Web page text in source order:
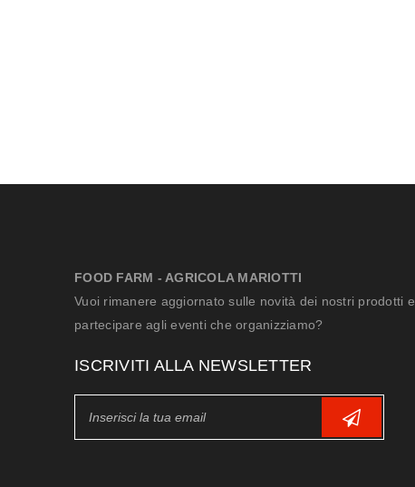
FOOD FARM - AGRICOLA MARIOTTI
Vuoi rimanere aggiornato sulle novità dei nostri prodotti e
partecipare agli eventi che organizziamo?
ISCRIVITI ALLA NEWSLETTER